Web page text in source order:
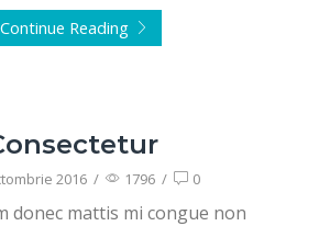
Continue Reading
2016 / 1796 / 0
donec mattis mi congue non